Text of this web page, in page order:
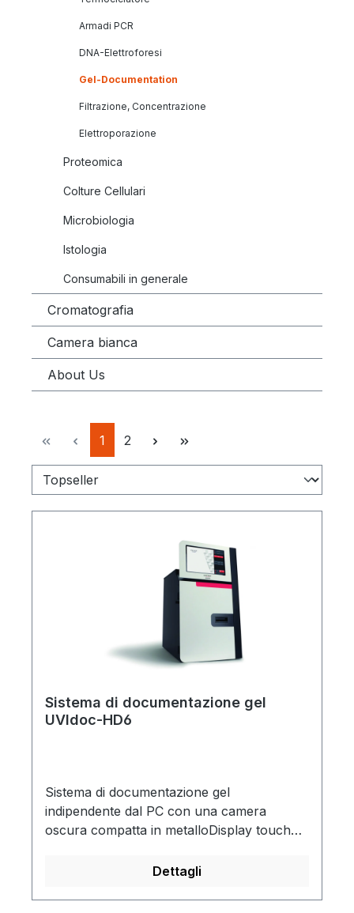
Armadi PCR
DNA-Elettroforesi
Gel-Documentation
Filtrazione, Concentrazione
Elettroporazione
Proteomica
Colture Cellulari
Microbiologia
Istologia
Consumabili in generale
Cromatografia
Camera bianca
About Us
Pagina
1 Pagina
2
Sistema di documentazione gel
UVIdoc-HD6
Sistema di documentazione gel
indipendente dal PC con una camera
oscura compatta in metalloDisplay touch
scientifica ad alta risoluzione con obiettivo
Dettagli